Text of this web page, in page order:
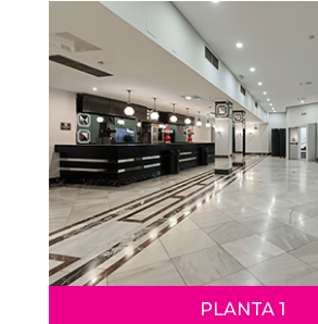
PLANTA 1